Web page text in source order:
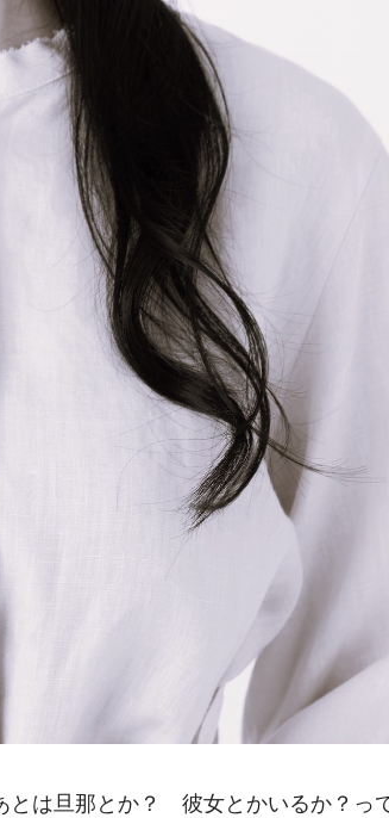
は旦那とか？ 彼女とかいるか？っ